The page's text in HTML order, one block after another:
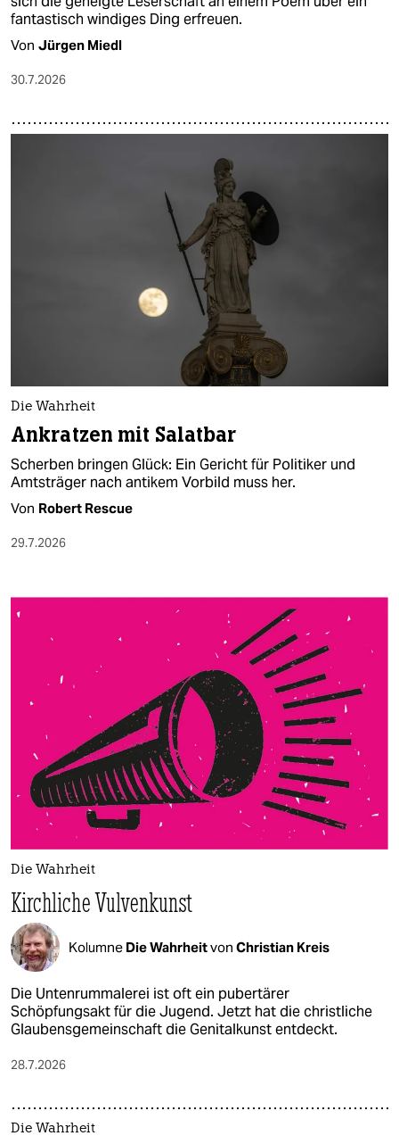
fantastisch windiges Ding erfreuen.
Von Jürgen Miedl
30.7.2026
Die Wahrheit
Ankratzen mit Salatbar
Scherben bringen Glück: Ein Gericht für Politiker und
Amtsträger nach antikem Vorbild muss her.
Von Robert Rescue
29.7.2026
Die Wahrheit
Kirchliche Vulvenkunst
Kolumne Die Wahrheitvon Christian Kreis
Die Untenrummalerei ist oft ein pubertärer
Schöpfungsakt für die Jugend. Jetzt hat die christliche
Glaubensgemeinschaft die Genitalkunst entdeckt.
28.7.2026
Die Wahrheit